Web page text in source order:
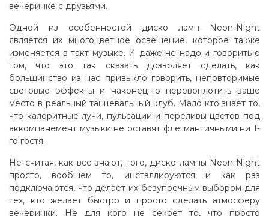
вечеринке с друзьями.
Одной из особенностей диско ламп Neon-Night
является их многоцветное освещение, которое также
изменяется в такт музыке. И даже не надо и говорить о
том, что это так сказать дозволяет сделать, как
большинство из нас привыкло говорить, неповторимые
световые эффекты и наконец-то перевоплотить ваше
место в реальный танцевальный клуб. Мало кто знает то,
что калоритные лучи, пульсации и переливы цветов под
аккомпанемент музыки не оставят флегмантичными ни 1-
го гостя.
Не считая, как все знают, того, диско лампы Neon-Night
просто, вообщем то, инсталлируются и как раз
подключаются, что делает их безупречным выбором для
тех, кто желает быстро и просто сделать атмосферу
вечеринки. Не для кого не секрет то, что просто